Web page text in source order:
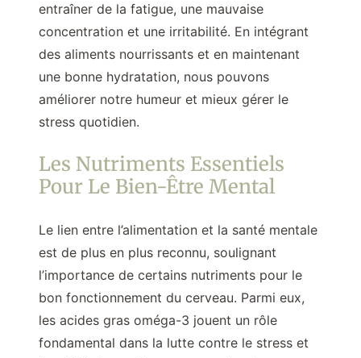
entraîner de la fatigue, une mauvaise
concentration et une irritabilité. En intégrant
des aliments nourrissants et en maintenant
une bonne hydratation, nous pouvons
améliorer notre humeur et mieux gérer le
stress quotidien.
Les Nutriments Essentiels
Pour Le Bien-Être Mental
Le lien entre l’alimentation et la santé mentale
est de plus en plus reconnu, soulignant
l’importance de certains nutriments pour le
bon fonctionnement du cerveau. Parmi eux,
les acides gras oméga-3 jouent un rôle
fondamental dans la lutte contre le stress et